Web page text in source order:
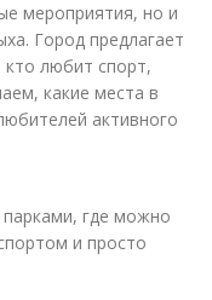
мероприятия, но и
Город предлагает
любит спорт,
какие места в
активного
где можно
и просто